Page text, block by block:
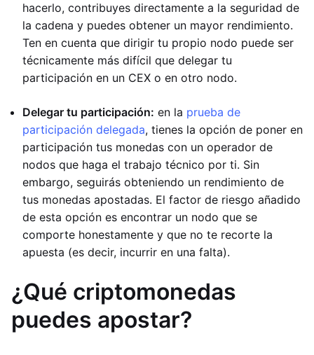
hacerlo, contribuyes directamente a la seguridad de
la cadena y puedes obtener un mayor rendimiento.
Ten en cuenta que dirigir tu propio nodo puede ser
técnicamente más difícil que delegar tu
participación en un CEX o en otro nodo.
Delegar tu participación: en la prueba de
participación delegada, tienes la opción de poner en
participación tus monedas con un operador de
nodos que haga el trabajo técnico por ti. Sin
embargo, seguirás obteniendo un rendimiento de
tus monedas apostadas. El factor de riesgo añadido
de esta opción es encontrar un nodo que se
comporte honestamente y que no te recorte la
apuesta (es decir, incurrir en una falta).
¿Qué criptomonedas
puedes apostar?